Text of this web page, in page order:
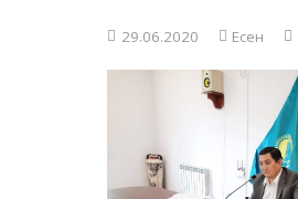
29.06.2020 Есен